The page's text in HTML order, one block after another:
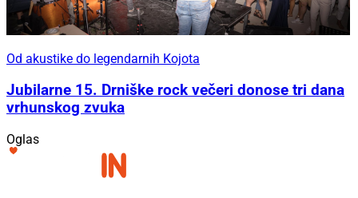
Od akustike do legendarnih Kojota
Jubilarne 15. Drniške rock večeri donose tri dana
vrhunskog zvuka
Oglas